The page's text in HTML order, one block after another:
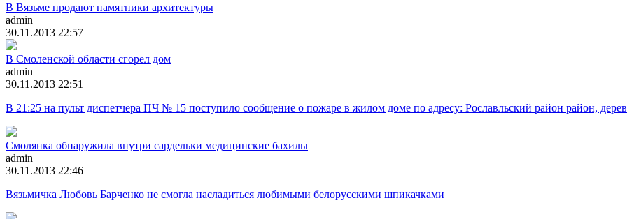
В Вязьме продают памятники архитектуры
admin
30.11.2013 22:57
В Смоленской области сгорел дом
admin
30.11.2013 22:51
В 21:25 на пульт диспетчера ПЧ № 15 поступило сообщение о пожаре в жилом доме по адресу: Рославльский район район,
Смолянка обнаружила внутри сардельки медицинские бахилы
admin
30.11.2013 22:46
Вязьмичка Любовь Барченко не смогла насладиться любимыми белорусскими шпикачками